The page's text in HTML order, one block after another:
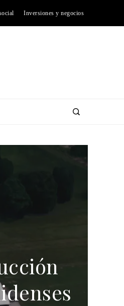
Inversiones y negocios